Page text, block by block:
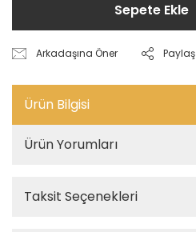
Sepete Ekle
Arkadaşına Öner Paylaş
Ürün Bilgisi
Ürün Yorumları
Taksit Seçenekleri